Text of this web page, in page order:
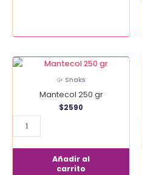
🥠 Snaks
Mantecol 250 gr
$2590
Mantecol
Añadir al
carrito